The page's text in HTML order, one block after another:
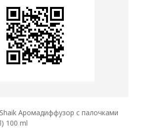
Аромадиффузор с палочками
100 ml